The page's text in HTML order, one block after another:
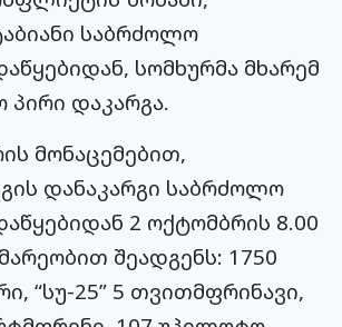
საბრძოლო
სომხურმა მხარემ
პირი დაკარგა.
მონაცემებით,
დანაკარგი საბრძოლო
2 ოქტომბრის 8.00
შეადგენს: 1750
“სუ-25” 5 თვითმფრინავი,